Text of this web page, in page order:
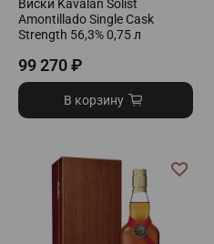
Виски Kavalan Solist
Amontillado Single Cask
Strength 56,3% 0,75 л
99 270 ₽
В корзину